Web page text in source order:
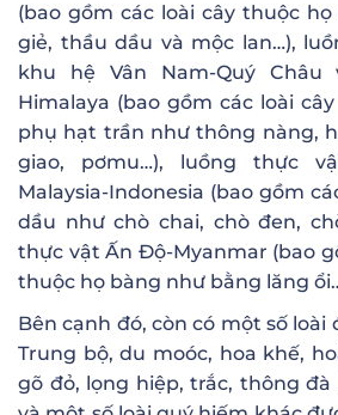
(bao gồm các loài cây thuộc
giẻ, thầu dầu và mộc lan…),
khu hệ Vân Nam-Quý
Himalaya (bao gồm các loài
phụ hạt trần như thông nàng,
giao, pơmu…), luồng thực
Malaysia-Indonesia (bao gồm
dầu như chò chai, chò đen,
thực vật Ấn Độ-Myanmar (bao
thuộc họ bàng như bằng lăng
Bên cạnh đó, còn có một số
Trung bộ, du moóc, hoa khế,
gõ đỏ, lọng hiệp, trắc, thông đà